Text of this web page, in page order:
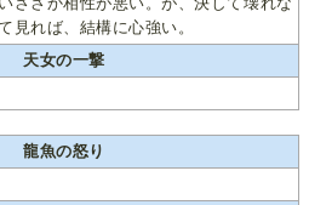
見れば、結構に心強い。
天女の一撃
龍魚の怒り